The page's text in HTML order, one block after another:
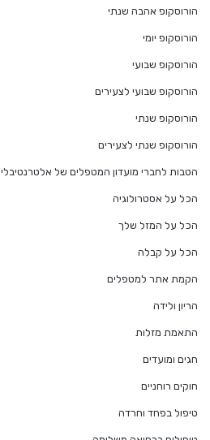
הורוסקופ אהבה שנתי
הורוסקופ יומי
הורוסקופ שבועי
הורוסקופ שבועי לצעירים
הורוסקופ שנתי
הורוסקופ שנתי לצעירים
הטבות לחברי מועדון המטפלים של אלטרנטיבלי
הכל על אסטרולוגיה
הכל על המזל שלך
הכל על קבלה
הקמת אתר למטפלים
הריון ולידה
התאמת מזלות
חגים ומועדים
חוקים רוחניים
טיפול בפחד וחרדה